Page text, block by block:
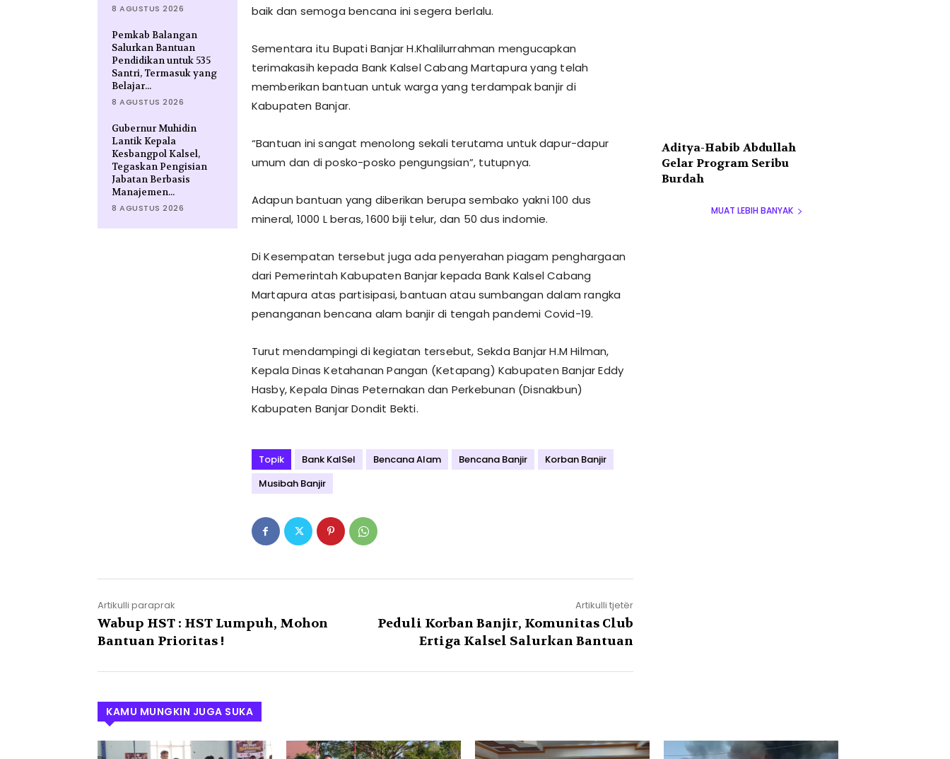
8 AGUSTUS 2026
Pemkab Balangan
Salurkan Bantuan
Pendidikan untuk 535
Santri, Termasuk yang
Belajar...
8 AGUSTUS 2026
Gubernur Muhidin
Lantik Kepala
Kesbangpol Kalsel,
Tegaskan Pengisian
Jabatan Berbasis
Manajemen...
8 AGUSTUS 2026
baik dan semoga bencana ini segera berlalu.
Sementara itu Bupati Banjar H.Khalilurrahman mengucapkan
terimakasih kepada Bank Kalsel Cabang Martapura yang telah
memberikan bantuan untuk warga yang terdampak banjir di
Kabupaten Banjar.
“Bantuan ini sangat menolong sekali terutama untuk dapur-dapur
umum dan di posko-posko pengungsian”, tutupnya.
Adapun bantuan yang diberikan berupa sembako yakni 100 dus
mineral, 1000 L beras, 1600 biji telur, dan 50 dus indomie.
Di Kesempatan tersebut juga ada penyerahan piagam penghargaan
dari Pemerintah Kabupaten Banjar kepada Bank Kalsel Cabang
Martapura atas partisipasi, bantuan atau sumbangan dalam rangka
penanganan bencana alam banjir di tengah pandemi Covid-19.
Turut mendampingi di kegiatan tersebut, Sekda Banjar H.M Hilman,
Kepala Dinas Ketahanan Pangan (Ketapang) Kabupaten Banjar Eddy
Hasby, Kepala Dinas Peternakan dan Perkebunan (Disnakbun)
Kabupaten Banjar Dondit Bekti.
Topik Bank KalSel Bencana Alam Bencana Banjir
Korban Banjir
Musibah Banjir
Artikulli paraprak
Wabup HST : HST Lumpuh, Mohon
Bantuan Prioritas !
Artikulli tjetër
Peduli Korban Banjir, Komunitas Club
Ertiga Kalsel Salurkan Bantuan
Aditya-Habib Abdullah
Gelar Program Seribu
Burdah
MUAT LEBIH BANYAK
KAMU MUNGKIN JUGA SUKA